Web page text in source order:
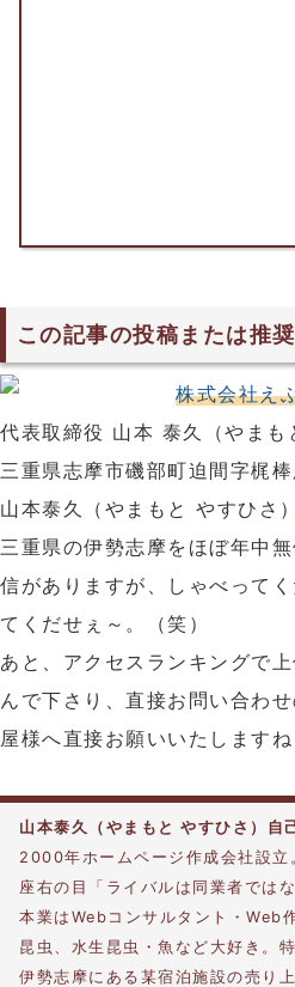
この記事の投稿または推
株式会社え
代表取締役 山本 泰久（やまも
三重県志摩市磯部町迫間字梶
山本泰久（やまもと やすひさ）
三重県の伊勢志摩をほぼ年中
信がありますが、しゃべって
てくだせぇ～。（笑）
あと、アクセスランキングで
んで下さり、直接お問い合わ
屋様へ直接お願いいたしますね
山本泰久（やまもと やすひさ）自
2000年ホームページ作成会社設
座右の目「ライバルは同業者では
本業はWebコンサルタント・Web
昆虫、水生昆虫・魚など大好き。
伊勢志摩にある某宿泊施設の売り